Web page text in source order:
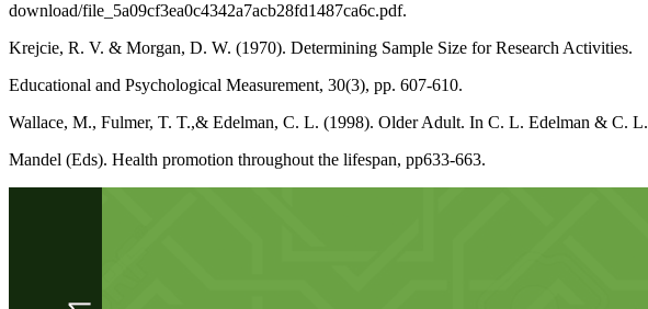
download/file_5a09cf3ea0c4342a7acb28fd1487ca6c.pdf.
Krejcie, R. V. & Morgan, D. W. (1970). Determining Sample Size for Research Activities.
Educational and Psychological Measurement, 30(3), pp. 607-610.
Wallace, M., Fulmer, T. T.,& Edelman, C. L. (1998). Older Adult. In C. L. Edelman & C. L.
Mandel (Eds). Health promotion throughout the lifespan, pp633-663.